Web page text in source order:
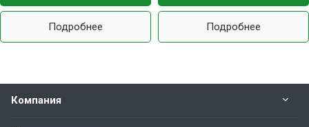
Подробнее Подробнее
Компания